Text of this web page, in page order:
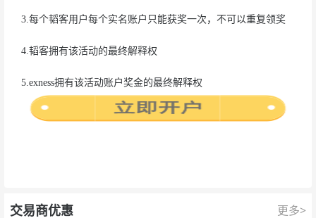
3.每个韬客用户每个实名账户只能获奖一次，不可以重复领奖
4.韬客拥有该活动的最终解释权
5.exness拥有该活动账户奖金的最终解释权
交易商优惠 更多>